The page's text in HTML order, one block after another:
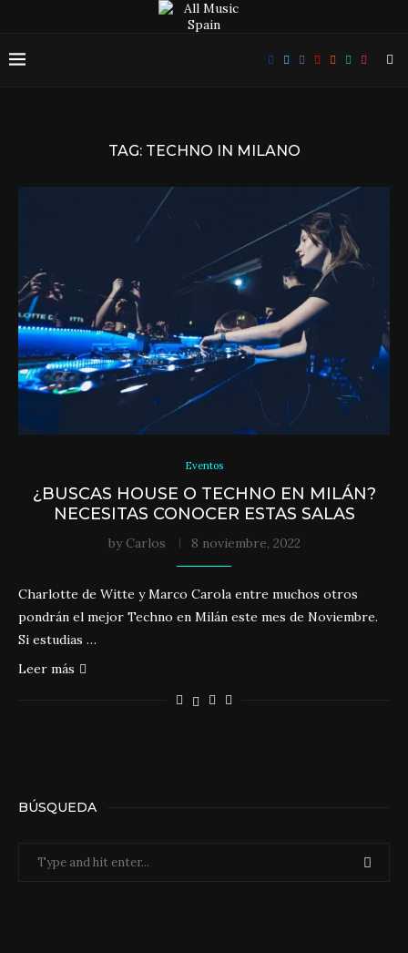
TAG: TECHNO IN MILANO
Eventos
¿BUSCAS HOUSE O TECHNO EN MILÁN?
NECESITAS CONOCER ESTAS SALAS
by Carlos 8 noviembre, 2022
Charlotte de Witte y Marco Carola entre muchos otros
pondrán el mejor Techno en Milán este mes de Noviembre.
Si estudias …
Leer más
BÚSQUEDA